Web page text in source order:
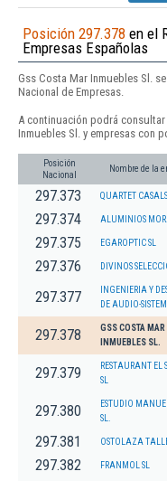
Posición 297.378 en el
Empresas Españolas
Gss Costa Mar Inmuebles Sl.
Nacional de Empresas.
A continuación podrá
Inmuebles Sl. y empresas con
Posición
Nacional
Nombre de la
297.373 QUARTET CASALS
297.374 ALUMINIOS
297.375 EGAROPTIC SL
297.376 DIVINOS
297.377
INGENIERIA Y
DE AUDIO-
297.378
GSS COSTA MAR
INMUEBLES SL.
297.379
RESTAURANT EL
SL
297.380
ESTUDIO
SL.
297.381 OSTOLAZA
297.382 FRANMOL SL